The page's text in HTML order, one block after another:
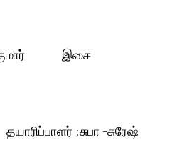
இசை
:சுபா -சுரேஷ்